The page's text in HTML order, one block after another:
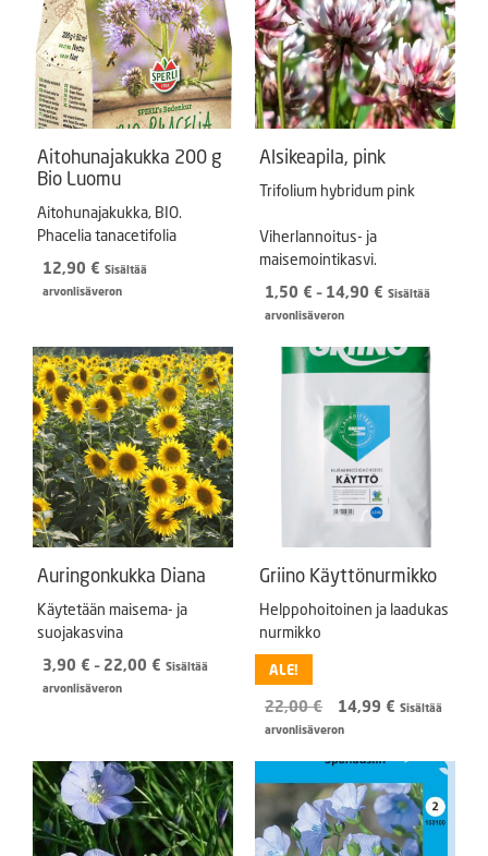
Aitohunajakukka 200 g
Bio Luomu
Aitohunajakukka, BIO.
Phacelia tanacetifolia
12,90 € Sisältää
arvonlisäveron
Alsikeapila, pink
Trifolium hybridum pink
Viherlannoitus- ja
maisemointikasvi.
1,50 € – 14,90 € Hintaluokka:
14,90 €
Sisältää
arvonlisäveron
Auringonkukka Diana
Käytetään maisema- ja
suojakasvina
3,90 € – 22,00 € Hintaluokka:
Sisältää
arvonlisäveron
Griino Käyttönurmikko
Helppohoitoinen ja laadukas
nurmikko
ALE!
22,00€
Alkuperäinen
hinta
22,00 €.
14,99 € Nykyinen
14,99 €.
Sisältää
arvonlisäveron